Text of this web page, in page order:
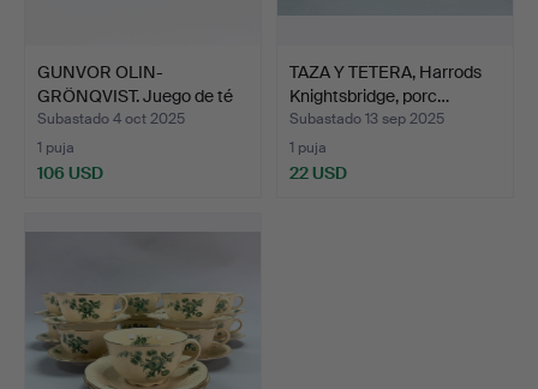
GUNVOR OLIN-
GRÖNQVIST. Juego de té
para Ar…
Subastado 4 oct 2025
1 puja
106 USD
TAZA Y TETERA, Harrods
Knightsbridge, porc…
Subastado 13 sep 2025
1 puja
22 USD